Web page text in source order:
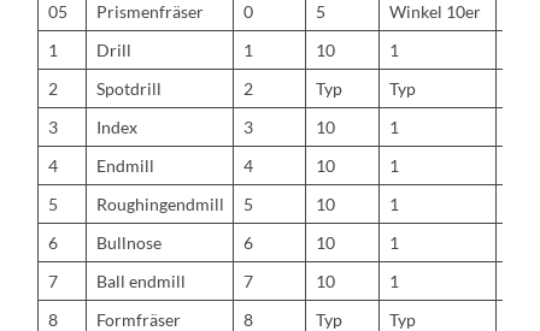
05
Prismenfräser 0 5 Winkel 10er
1
Drill 1 10 1
2
Spotdrill 2 Typ Typ
3
Index 3 10 1
4
Endmill 4 10 1
5
Roughingendmill 5 10 1
6
Bullnose 6 10 1
7
Ball endmill 7 10 1
8
Formfräser 8 Typ Typ